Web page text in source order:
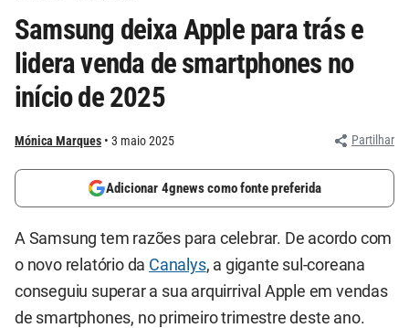
Samsung deixa Apple para trás e
lidera venda de smartphones no
início de 2025
Mónica Marques 3 maio 2025 Partilhar
Adicionar 4gnews como fonte preferida
A Samsung tem razões para celebrar. De acordo com
o novo relatório da Canalys, a gigante sul-coreana
conseguiu superar a sua arquirrival Apple em vendas
de smartphones, no primeiro trimestre deste ano.